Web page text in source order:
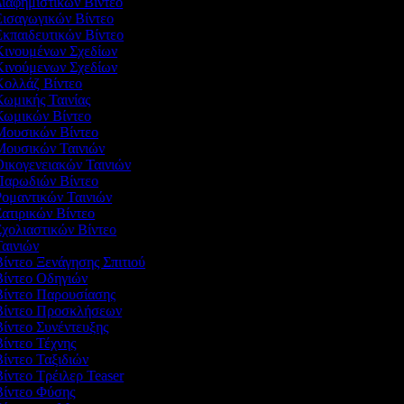
Βίντεο
Βίντεο
Σχεδίων
Σχεδίων
Βίντεο
Ταινίας
Βίντεο
Βίντεο
Ταινιών
Ταινιών
Βίντεο
Ταινιών
Βίντεο
Βίντεο
Ξενάγησης Σπιτιού
Οδηγιών
Παρουσίασης
Προσκλήσεων
Συνέντευξης
Τέχνης
Ταξιδιών
Τρέιλερ Teaser
Φύσης